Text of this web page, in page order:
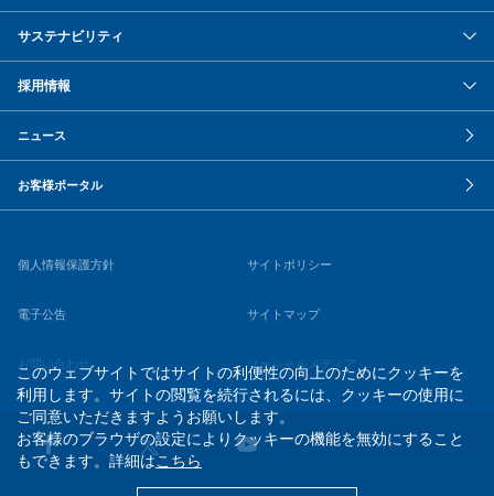
このウェブサイトではサイトの利便性の向上のためにクッキーを
利用します。サイトの閲覧を続行されるには、クッキーの使用に
ご同意いただきますようお願いします。
お客様のブラウザの設定によりクッキーの機能を無効にすること
もできます。詳細はこちら
サステナビリティ
採用情報
ニュース
お客様ポータル
個人情報保護方針 サイトポリシー
電子公告 サイトマップ
お問い合わせ ソーシャルメディア